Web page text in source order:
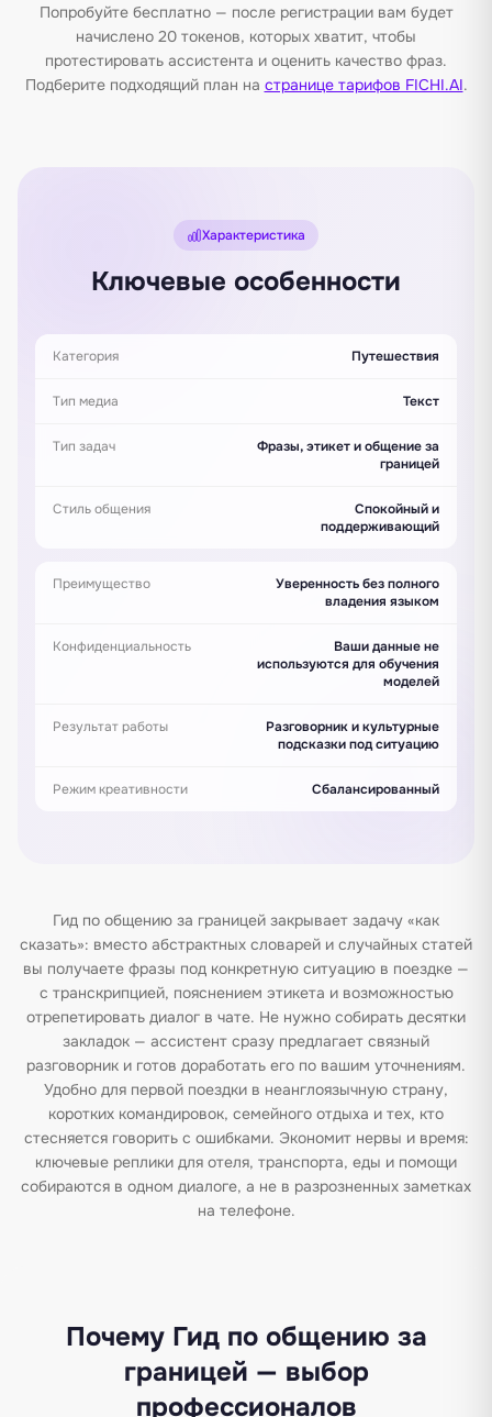
Попробуйте бесплатно — после регистрации вам будет
начислено 20 токенов, которых хватит, чтобы
протестировать ассистента и оценить качество фраз.
Подберите подходящий план на странице тарифов FICHI.AI.
Характеристика
Ключевые особенности
Категория Путешествия
Тип медиа Текст
Тип задач
Фразы, этикет и общение за
границей
Стиль общения
Спокойный и
поддерживающий
Преимущество
Уверенность без полного
владения языком
Конфиденциальность
Ваши данные не
используются для обучения
моделей
Результат работы
Разговорник и культурные
подсказки под ситуацию
Режим креативности Сбалансированный
Гид по общению за границей закрывает задачу «как
сказать»: вместо абстрактных словарей и случайных статей
вы получаете фразы под конкретную ситуацию в поездке —
с транскрипцией, пояснением этикета и возможностью
отрепетировать диалог в чате. Не нужно собирать десятки
закладок — ассистент сразу предлагает связный
разговорник и готов доработать его по вашим уточнениям.
Удобно для первой поездки в неанглоязычную страну,
коротких командировок, семейного отдыха и тех, кто
стесняется говорить с ошибками. Экономит нервы и время:
ключевые реплики для отеля, транспорта, еды и помощи
собираются в одном диалоге, а не в разрозненных заметках
на телефоне.
Почему Гид по общению за
границей — выбор
профессионалов